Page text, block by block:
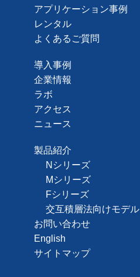
アプリケーション事例
レンタル
よくあるご質問
導入事例
企業情報
ラボ
アクセス
ニュース
製品紹介
Nシリーズ
Mシリーズ
Fシリーズ
交互積層法向けモデル
お問い合わせ
English
サイトマップ